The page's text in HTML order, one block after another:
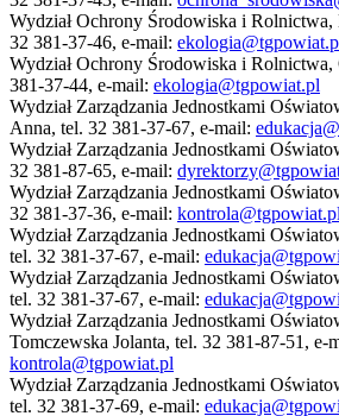
Wydział Ochrony Środowiska i
32 381-37-46, e-mail:
Wydział Ochrony Środowiska i Rolnictwa,
381-37-44, e-mail: ekologia@tgpowiat.pl
Wydział Zarządzania Jednostkami
Anna, tel. 32 381-37-67, e-mail:
Wydział Zarządzania Jednostkami
32 381-87-65, e-mail:
Wydział Zarządzania Jednostkami
32 381-37-36, e-mail: kontrola@tgpowiat.pl
Wydział Zarządzania Jednostkami
tel. 32 381-37-67, e-mail:
Wydział Zarządzania Jednostkami
tel. 32 381-37-67, e-mail:
Wydział Zarządzania Jednostkami
Tomczewska Jolanta, tel. 32 381-87-51, e-
kontrola@tgpowiat.pl
Wydział Zarządzania Jednostkami
tel. 32 381-37-69, e-mail: